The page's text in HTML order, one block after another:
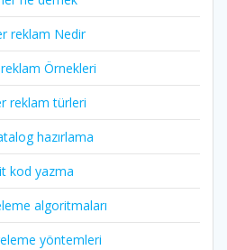
reklam Nedir
Örnekleri
reklam türleri
hazırlama
kod yazma
algoritmaları
yöntemleri